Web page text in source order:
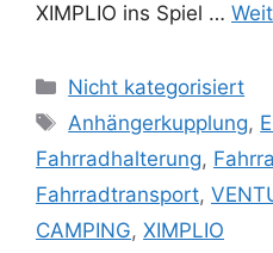
XIMPLIO ins Spiel …
Kategorien
Nicht kategorisiert
Schlagwörter
Anhängerkupplung,
Fahrradhalterung,
Fahrradtransport,
CAMPING, XIMPLIO